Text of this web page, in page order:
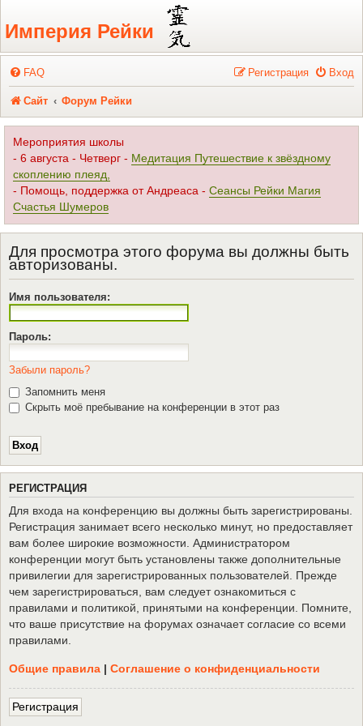
Регистрация
Империя Рейки
FAQ Вход
Регистрация
Сайт Форум Рейки
Мероприятия школы
- 6 августа - Четверг - Медитация Путешествие к звёздному
скоплению плеяд,
- Помощь, поддержка от Андреаса - Сеансы Рейки Магия
Счастья Шумеров
Для просмотра этого форума вы должны быть
авторизованы.
Имя пользователя:
Пароль:
Забыли пароль?
Запомнить меня
Скрыть моё пребывание на конференции в этот раз
РЕГИСТРАЦИЯ
Для входа на конференцию вы должны быть зарегистрированы.
Регистрация занимает всего несколько минут, но предоставляет
вам более широкие возможности. Администратором
конференции могут быть установлены также дополнительные
привилегии для зарегистрированных пользователей. Прежде
чем зарегистрироваться, вам следует ознакомиться с
правилами и политикой, принятыми на конференции. Помните,
что ваше присутствие на форумах означает согласие со всеми
правилами.
Общие правила | Соглашение о конфиденциальности
Регистрация